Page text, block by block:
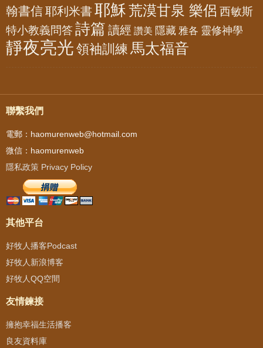
翰書信耶利米書 耶穌荒漠甘泉 樂侶 西敏斯
特小教義問答詩篇 讀經 讚美 隱藏 雅各 靈修神學
靜夜亮光 領袖訓練 馬太福音
聯繫我們
電郵：haomurenweb@hotmail.com
微信：haomurenweb
隱私政策 Privacy Policy
其他平台
好牧人播客Podcast
好牧人新浪博客
好牧人QQ空間
友情鍊接
擁抱幸福生活播客
良友資料庫